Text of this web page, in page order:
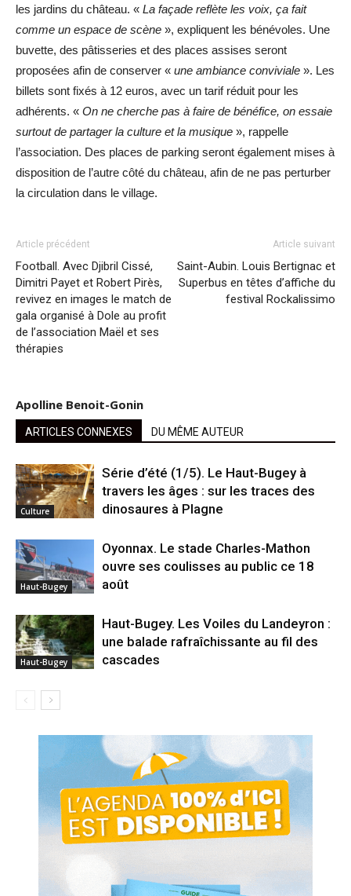
les jardins du château. « La façade reflète les voix, ça fait
comme un espace de scène », expliquent les bénévoles. Une
buvette, des pâtisseries et des places assises seront
proposées afin de conserver « une ambiance conviviale ». Les
billets sont fixés à 12 euros, avec un tarif réduit pour les
adhérents. « On ne cherche pas à faire de bénéfice, on essaie
surtout de partager la culture et la musique », rappelle
l’association. Des places de parking seront également mises à
disposition de l’autre côté du château, afin de ne pas perturber
la circulation dans le village.
Article précédent
Football. Avec Djibril Cissé,
Dimitri Payet et Robert Pirès,
revivez en images le match de
gala organisé à Dole au profit
de l’association Maël et ses
thérapies
Article suivant
Saint-Aubin. Louis Bertignac et
Superbus en têtes d’affiche du
festival Rockalissimo
Apolline Benoit-Gonin
ARTICLES CONNEXES DU MÊME AUTEUR
Culture
Série d’été (1/5). Le Haut-Bugey à
travers les âges : sur les traces des
dinosaures à Plagne
Haut-Bugey
Oyonnax. Le stade Charles-Mathon
ouvre ses coulisses au public ce 18
août
Haut-Bugey
Haut-Bugey. Les Voiles du Landeyron :
une balade rafraîchissante au fil des
cascades